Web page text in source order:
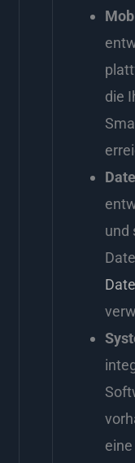
die
und